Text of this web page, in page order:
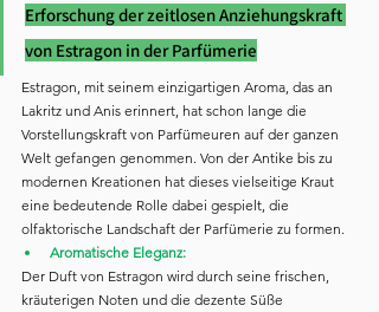
Erforschung der zeitlosen Anziehungskraft
von Estragon in der Parfümerie
Estragon, mit seinem einzigartigen Aroma, das an
Lakritz und Anis erinnert, hat schon lange die
Vorstellungskraft von Parfümeuren auf der ganzen
Welt gefangen genommen. Von der Antike bis zu
modernen Kreationen hat dieses vielseitige Kraut
eine bedeutende Rolle dabei gespielt, die
olfaktorische Landschaft der Parfümerie zu formen.
Aromatische Eleganz:
Der Duft von Estragon wird durch seine frischen,
kräuterigen Noten und die dezente Süße